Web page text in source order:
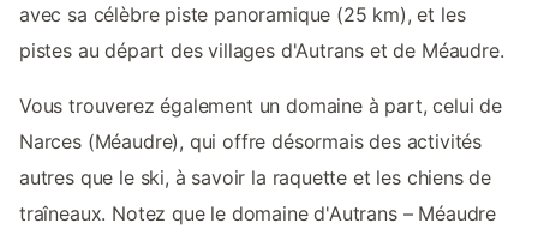
avec sa célèbre piste panoramique (25 km), et les
pistes au départ des villages d'Autrans et de Méaudre.
Vous trouverez également un domaine à part, celui de
Narces (Méaudre), qui offre désormais des activités
autres que le ski, à savoir la raquette et les chiens de
traîneaux. Notez que le domaine d'Autrans – Méaudre